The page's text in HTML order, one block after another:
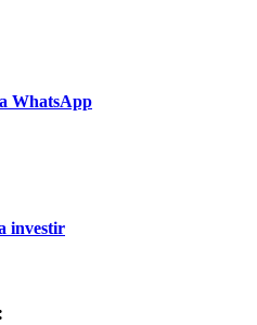
WhatsApp
investir